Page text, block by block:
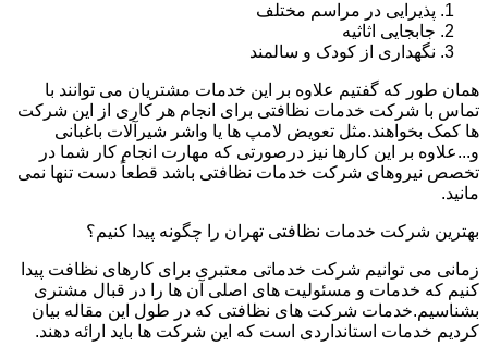
پذیرایی در مراسم مختلف
جابجایی اثاثیه
نگهداری از کودک و سالمند
همان طور که گفتیم علاوه بر این خدمات مشتریان می توانند با
تماس با شرکت خدمات نظافتی برای انجام هر کاری از این شرکت
ها کمک بخواهند.مثل تعویض لامپ ها یا واشر شیرآلات باغبانی
و...علاوه بر این کارها نیز درصورتی که مهارت انجام کار شما در
تخصص نیروهای شرکت خدمات نظافتی باشد قطعاً دست تنها نمی
مانید.
بهترین شرکت خدمات نظافتی تهران را چگونه پیدا کنیم؟
زمانی می توانیم شرکت خدماتی معتبری برای کارهای نظافت پیدا
کنیم که خدمات و مسئولیت های اصلی آن ها را در قبال مشتری
بشناسیم.خدمات شرکت های نظافتی که در طول این مقاله بیان
کردیم خدمات استانداردی است که این شرکت ها باید ارائه دهند.